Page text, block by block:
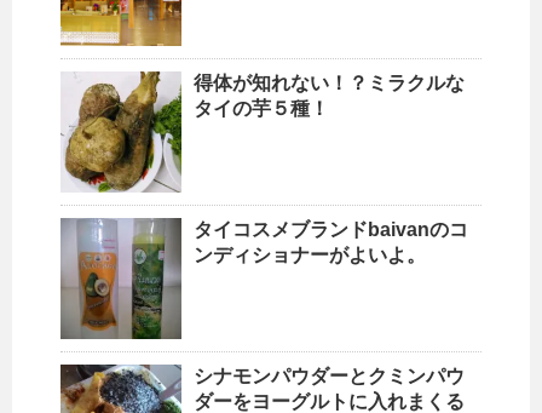
得体が知れない！？ミラクルな
タイの芋５種！
タイコスメブランドbaivanのコ
ンディショナーがよいよ。
シナモンパウダーとクミンパウ
ダーをヨーグルトに入れまくる